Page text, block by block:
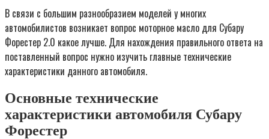
В связи с большим разнообразием моделей у многих
автомобилистов возникает вопрос моторное масло для Субару
Форестер 2.0 какое лучше. Для нахождения правильного ответа на
поставленный вопрос нужно изучить главные технические
характеристики данного автомобиля.
Основные технические
характеристики автомобиля Субару
Форестер